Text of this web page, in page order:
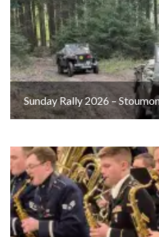
Sunday Rally 2026 –